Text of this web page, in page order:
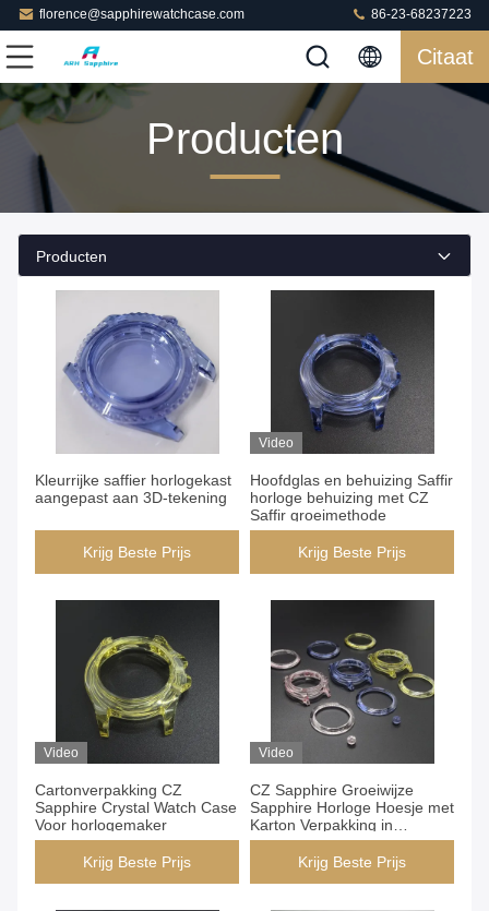
florence@sapphirewatchcase.com 86-23-68237223
Citaat
Producten
Producten
Kleurrijke saffier horlogekast
aangepast aan 3D-tekening
Krijg Beste Prijs
Video
Hoofdglas en behuizing Saffir
horloge behuizing met CZ
Saffir groeimethode
Krijg Beste Prijs
Video
Cartonverpakking CZ
Sapphire Crystal Watch Case
Voor horlogemaker
Krijg Beste Prijs
Video
CZ Sapphire Groeiwijze
Sapphire Horloge Hoesje met
Karton Verpakking in
Chongqing
Krijg Beste Prijs